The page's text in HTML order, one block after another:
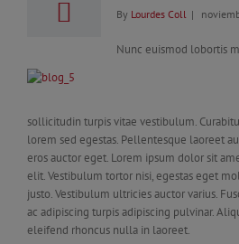
By Lourdes Coll |
Nunc euismod lobortis
sollicitudin turpis vitae vestibulum.
lorem sed egestas. Pellentesque laoreet
eros auctor eget. Lorem ipsum dolor sit
elit. Vestibulum tortor nisi, egestas eget
justo. Vestibulum ultricies auctor varius.
ac adipiscing turpis adipiscing pulvinar.
eleifend rhoncus nulla in laoreet.